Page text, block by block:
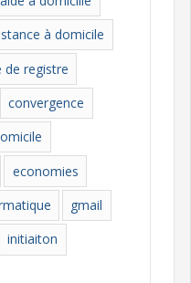
à domicile
de registre
convergence
economies
gmail
initiaiton